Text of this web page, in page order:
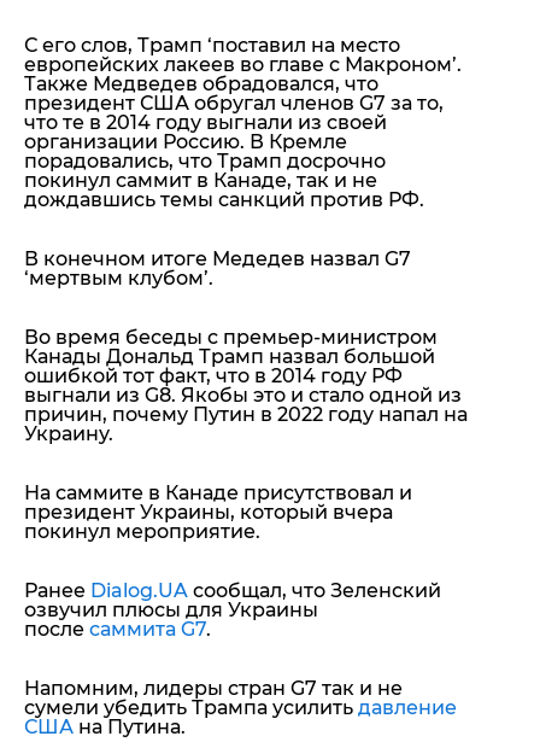
С его слов, Трамп ‘поставил на место
европейских лакеев во главе с Макроном’.
Также Медведев обрадовался, что
президент США обругал членов G7 за то,
что те в 2014 году выгнали из своей
организации Россию. В Кремле
порадовались, что Трамп досрочно
покинул саммит в Канаде, так и не
дождавшись темы санкций против РФ.
В конечном итоге Медедев назвал G7
‘мертвым клубом’.
Во время беседы с премьер-министром
Канады Дональд Трамп назвал большой
ошибкой тот факт, что в 2014 году РФ
выгнали из G8. Якобы это и стало одной из
причин, почему Путин в 2022 году напал на
Украину.
На саммите в Канаде присутствовал и
президент Украины, который вчера
покинул мероприятие.
Ранее Dialog.UA сообщал, что Зеленский
озвучил плюсы для Украины
после саммита G7.
Напомним, лидеры стран G7 так и не
сумели убедить Трампа усилить давление
США на Путина.